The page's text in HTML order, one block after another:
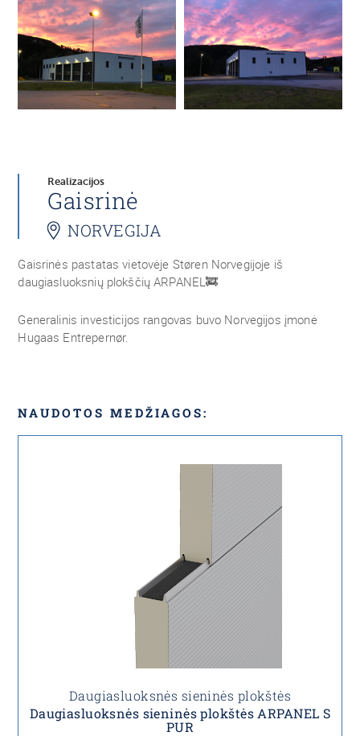
Realizacijos
Gaisrinė
NORVEGIJA
Gaisrinės pastatas vietovėje Støren Norvegijoje iš
daugiasluoksnių plokščių ARPANEL🚒
Generalinis investicijos rangovas buvo Norvegijos įmonė
Hugaas Entrepernør.
NAUDOTOS MEDŽIAGOS:
Daugiasluoksnės sieninės plokštės
Daugiasluoksnės sieninės plokštės ARPANEL S
PUR